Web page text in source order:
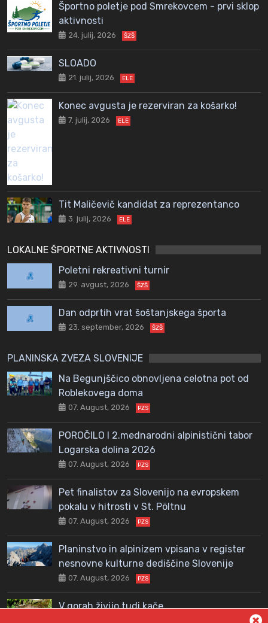
Športno poletje pod Smrekovcem - prvi sklop
aktivnosti
24. julij, 2026 ŠZŠ
SLOADO
21. julij, 2026 ELE
Konec avgusta je rezerviran za košarko!
7. julij, 2026 ELE
Tit Maličevič kandidat za reprezentanco
3. julij, 2026 ELE
LOKALNE ŠPORTNE AKTIVNOSTI
Poletni rekreativni turnir
29. avgust, 2026 ŠZŠ
Dan odprtih vrat šoštanjskega športa
23. september, 2026 ŠZŠ
PLANINSKA ZVEZA SLOVENIJE
Na Begunjščico obnovljena celotna pot od
Roblekovega doma
07. August, 2026 PZS
POROČILO I 2.mednarodni alpinistični tabor
Logarska dolina 2026
07. August, 2026 PZS
Pet finalistov za Slovenijo na evropskem
pokalu v hitrosti v St. Pöltnu
07. August, 2026 PZS
Planinstvo in alpinizem vpisana v register
nesnovne kulturne dediščine Slovenije
07. August, 2026 PZS
V gorah živijo tudi kače